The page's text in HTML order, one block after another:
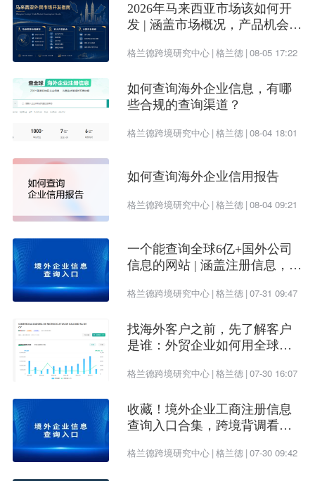
Tk；
找到苹果的APP内存，清除掉缓存的数据删除掉
APP，之后重新再安装，更换新的IP节点不要使用
旧节点，在此过程中多更换IP尝试，登录账号啦，
恢复正常啦，TikTok可以好好使用啦；
跟美国一致，再更换ip节点，登录你其他手机可以正
常使用的账号。
插入海外的手机卡。TikTok要做好日常维护更新，一
定要保持高质量的内容输入，保持账号活跃度和热
度。把自己的形象树立好。做好TikTok并不简单，要
2026年马来西亚市场该如何开
发 | 涵盖市场概况，产品机会及
格兰德跨境研究中心 | 格兰德 | 08-05 17:22
如何查询海外企业信息，有哪
些合规的查询渠道？
格兰德跨境研究中心 | 格兰德 | 08-04 18:01
如何查询海外企业信用报告
格兰德跨境研究中心 | 格兰德 | 08-04 09:21
一个能查询全球6亿+国外公司
信息的网站 | 涵盖注册信息，股
格兰德跨境研究中心 | 格兰德 | 07-31 09:47
找海外客户之前，先了解客户
是谁：外贸企业如何用全球企
格兰德跨境研究中心 | 格兰德 | 07-30 16:07
收藏！境外企业工商注册信息
查询入口合集，跨境背调看这
格兰德跨境研究中心 | 格兰德 | 07-30 09:42